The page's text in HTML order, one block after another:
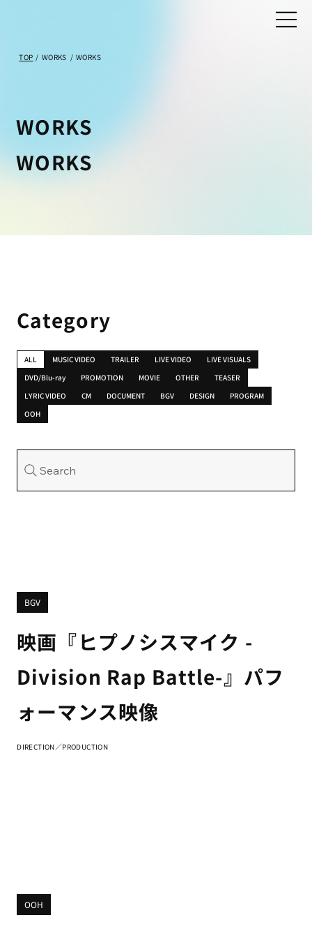
TOP / WORKS / WORKS
WORKS
WORKS
Category
ALL MUSIC VIDEO TRAILER LIVE VIDEO
LIVE VISUALS
DVD/Blu-ray
PROMOTION MOVIE OTHER
TEASER
LYRIC VIDEO
CM DOCUMENT BGV DESIGN
PROGRAM
OOH
Search
BGV
映画『ヒプノシスマイク -
Division Rap Battle-』パフ
ォーマンス映像
DIRECTION／PRODUCTION
OOH